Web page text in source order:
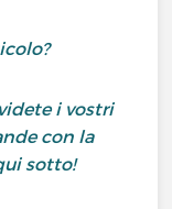
i vostri
con la
sotto!